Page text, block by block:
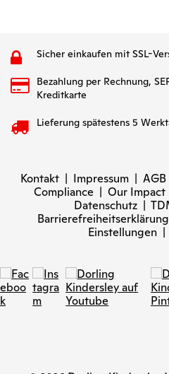
Sicher einkaufen mit SSL-
Bezahlung per Rechnung,
Kreditkarte
Lieferung spätestens 5
Kontakt | Impressum |
Compliance | Our Impact
Datenschutz |
Barrierefreiheitserklärung
Einstellungen|